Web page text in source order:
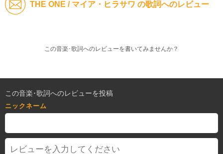
THE ONE / マイア・ヒラサワ の歌詞へのレビュー
この音楽･歌詞へのレビューを書いてみませんか？
この音楽･歌詞へのレビューを投稿
ニックネーム